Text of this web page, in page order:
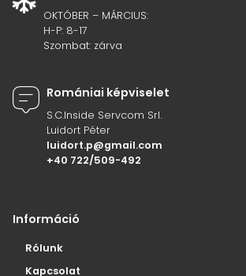
OKTÓBER – MÁRCIUS:
H-P: 8-17
Szombat: zárva
Romániai képviselet
S.C.Inside Servcom Srl.
Luidort Péter
luidort.p@gmail.com
+40 722/509-492
Információ
Rólunk
Kapcsolat